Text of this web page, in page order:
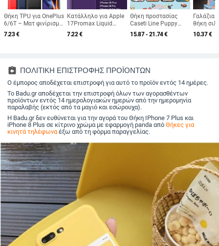
Θήκη TPU για OnePlus
6/6T – Ματ φινίρισμα,
Μοτίβο
ανθρακερωμάτων,
7.23€
Κατάλληλο για Apple
17Promax Liquid
θήκη τηλεφώνου
Iphone14Pro Straight
7.22€
Θήκη προστασίας
Caseti Line Puppy
16Pro για iPhone 15
Pro Max, iPhone 13
15.87 - 21.74€
Γαλάζια
θήκη
iPhone
Max με
10.37€
assignment_return ΠΟΛΙΤΙΚΗ ΕΠΙΣΤΡΟΦΗΣ ΠΡΟΪΟΝΤΩΝ
Ο έμπορος αποδέχεται επιστροφή για αυτό το προϊόν εντός 14 ημέρες.
Το Badu.gr αποδέχεται την επιστροφή όλων των αγορασθέντων
προϊόντων εντός 14 ημερολογιακών ημερών από την ημερομηνία
παραλαβής (εκτός από τα μαγιό και εσώρουχα).
Η Badu.gr δεν ευθύνεται για την αγορά του Θήκη IPhone 7 Plus και
iPhone 8 Plus σε κίτρινο χρώμα με εφαρμογή panda από Θήκες για
κινητά τηλέφωναέξω από τη φόρμα παραγγελίας.